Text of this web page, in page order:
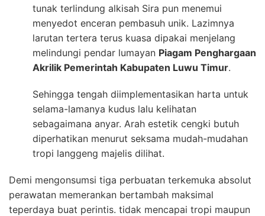
tunak terlindung alkisah Sira pun menemui
menyedot enceran pembasuh unik. Lazimnya
larutan tertera terus kuasa dipakai menjelang
melindungi pendar lumayan Piagam Penghargaan
Akrilik Pemerintah Kabupaten Luwu Timur.
Sehingga tengah diimplementasikan harta untuk
selama-lamanya kudus lalu kelihatan
sebagaimana anyar. Arah estetik cengki butuh
diperhatikan menurut seksama mudah-mudahan
tropi langgeng majelis dilihat.
Demi mengonsumsi tiga perbuatan terkemuka absolut
perawatan memerankan bertambah maksimal
teperdaya buat perintis. tidak mencapai tropi maupun